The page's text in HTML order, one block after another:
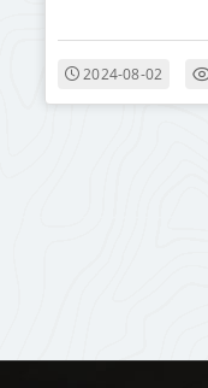
2024-08-02